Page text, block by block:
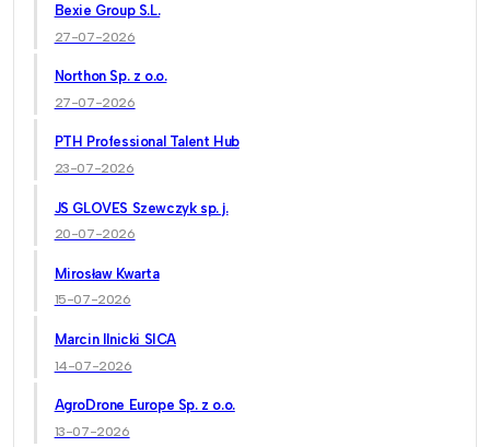
Bexie Group S.L.
27-07-2026
Northon Sp. z o.o.
27-07-2026
PTH Professional Talent Hub
23-07-2026
JS GLOVES Szewczyk sp. j.
20-07-2026
Mirosław Kwarta
15-07-2026
Marcin Ilnicki SICA
14-07-2026
AgroDrone Europe Sp. z o.o.
13-07-2026